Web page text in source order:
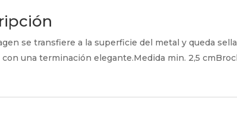
se transfiere a la superficie del metal y queda
una terminación elegante.Medida min. 2,5